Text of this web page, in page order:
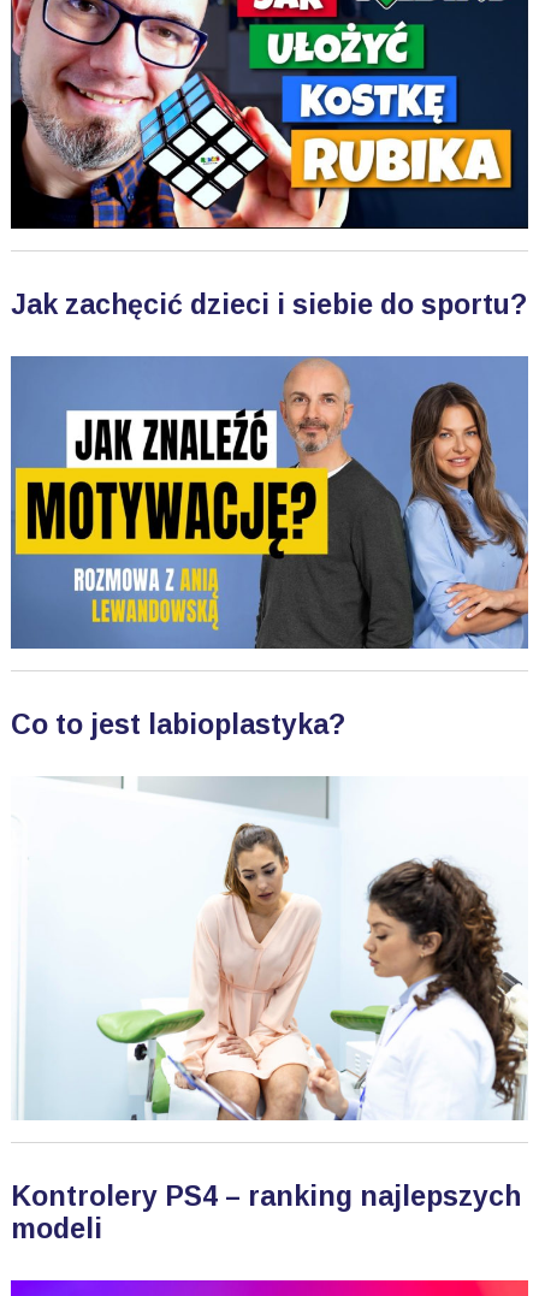
Jak zachęcić dzieci i siebie do sportu?
Co to jest labioplastyka?
Kontrolery PS4 – ranking najlepszych
modeli